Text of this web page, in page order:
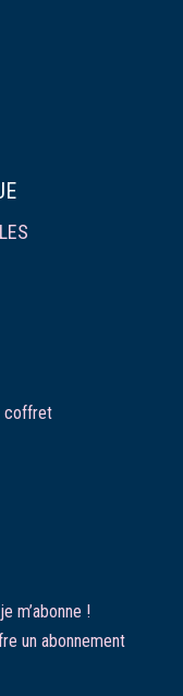
coffret
m’abonne !
un abonnement